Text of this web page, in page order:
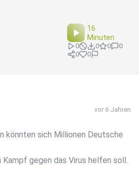
16
Minuten
0 0 0
0
0
0
vor 6 Jahren
könnten sich Millionen Deutsche
Kampf gegen das Virus helfen soll.